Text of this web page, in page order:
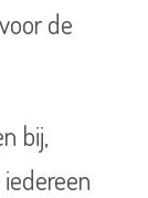
de
bij,